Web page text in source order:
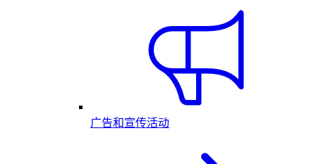
广告和宣传活动